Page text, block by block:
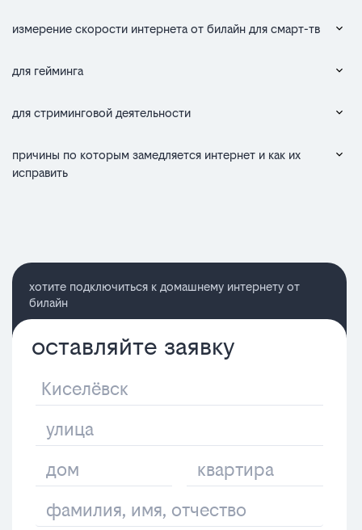
измерение скорости интернета от билайн для смарт-тв
для гейминга
для стриминговой деятельности
причины по которым замедляется интернет и как их
исправить
хотите подключиться к домашнему интернету от
билайн
оставляйте заявку